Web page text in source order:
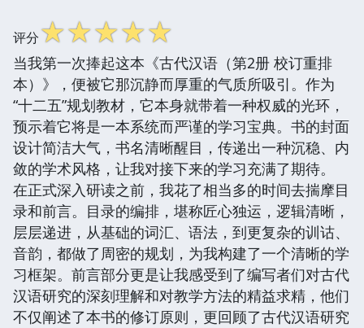
评分☆☆☆☆☆
当我第一次捧起这本《古代汉语（第2册 校订重排
本）》，便被它那沉静而厚重的气质所吸引。作为
“十二五”规划教材，它本身就带着一种权威的光环，
预示着它将是一本系统而严谨的学习宝典。书的封面
设计简洁大气，书名清晰醒目，传递出一种沉稳、内
敛的学术风格，让我对接下来的学习充满了期待。
在正式深入研读之前，我花了相当多的时间去揣摩目
录和前言。目录的编排，堪称匠心独运，逻辑清晰，
层层递进，从基础的词汇、语法，到更复杂的训诂、
音韵，都做了周密的规划，为我构建了一个清晰的学
习框架。前言部分更是让我感受到了编写者们对古代
汉语研究的深刻理解和对教学方法的精益求精，他们
不仅阐述了本书的修订原则，更回顾了古代汉语研究